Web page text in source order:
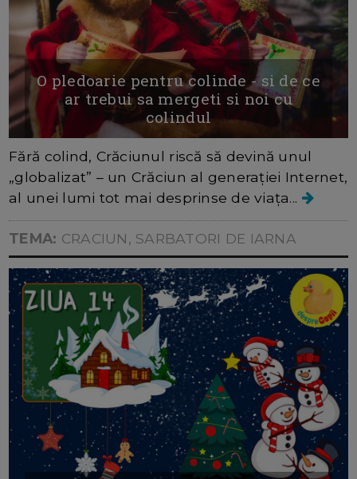
O pledoarie pentru colinde - si de ce
ar trebui sa mergeti si noi cu
colindul
Fără colind, Crăciunul riscă să devină unul
„globalizat” – un Crăciun al generației Internet,
al unei lumi tot mai desprinse de viața...
TEMA: CRACIUN, SARBATORI DE IARNA